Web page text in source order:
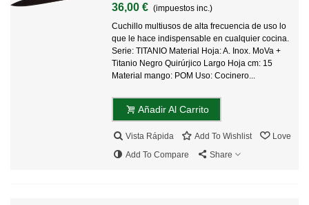
36,00 € (impuestos inc.)
Cuchillo multiusos de alta frecuencia de uso lo
que le hace indispensable en cualquier cocina.
Serie: TITANIO Material Hoja: A. Inox. MoVa +
Titanio Negro Quirúrjico Largo Hoja cm: 15
Material mango: POM Uso: Cocinero...
Añadir Al Carrito
Vista Rápida Add To Wishlist
Love
Add To Compare
Share